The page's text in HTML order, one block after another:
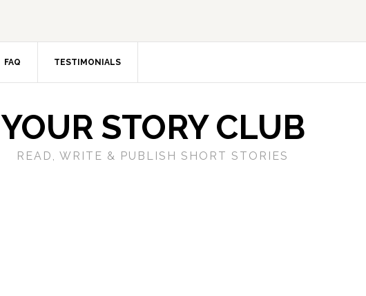
FAQ TESTIMONIALS
YOUR STORY CLUB
READ, WRITE & PUBLISH SHORT STORIES